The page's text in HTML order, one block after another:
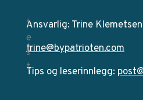
Ansvarlig: Trine Klemetsen
trine@bypatrioten.com
Tips og leserinnlegg: